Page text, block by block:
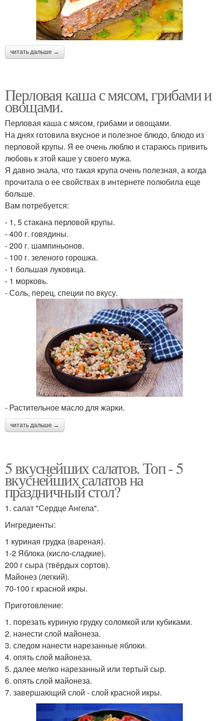
читать дальше →
Перловая каша с мясом, грибами и
овощами.
Перловая каша с мясом, грибами и овощами.
На днях готовила вкусное и полезное блюдо, блюдо из
перловой крупы. Я ее очень люблю и стараюсь привить
любовь к этой каше у своего мужа.
Я давно знала, что такая крупа очень полезная, а когда
прочитала о ее свойствах в интернете полюбила еще
больше.
Вам потребуется:
- 1, 5 стакана перловой крупы.
- 400 г. говядины.
- 200 г. шампиньонов.
- 100 г. зеленого горошка.
- 1 большая луковица.
- 1 морковь.
- Соль, перец, специи по вкусу.
- Растительное масло для жарки.
читать дальше →
5 вкуснейших салатов. Топ - 5
вкуснейших салатов на
праздничный стол?
1. салат "Сердце Ангела".
Ингредиенты:
1 куриная грудка (вареная).
1-2 Яблока (кисло-сладкие).
200 г сыра (твёрдых сортов).
Майонез (легкий).
70-100 г красной икры.
Приготовление:
1. порезать куриную грудку соломкой или кубиками.
2. нанести слой майонеза.
3. следом нанести нарезанные яблоки.
4. опять слой майонеза.
5. далее мелко нарезанный или тeртый сыр.
6. опять слой майонеза.
7. завершающий слой - слой красной икры.